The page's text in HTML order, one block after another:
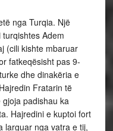
nga Turqia. Një
Adem
(cili kishte mbaruar
fatkeqësisht pas 9-
dhe dinakëria e
Fratarin të
padishau ka
Hajredini e kuptoi fort
larguar nga vatra e tij,